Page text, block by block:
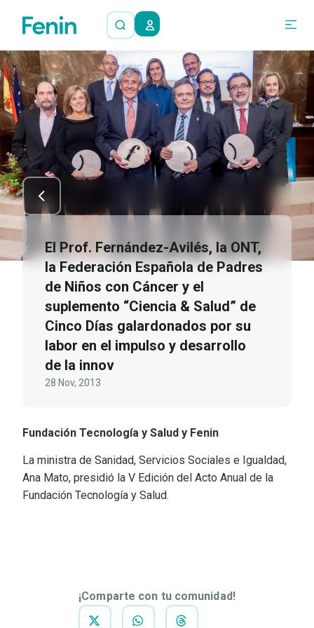
El Prof. Fernández-Avilés, la ONT,
la Federación Española de Padres
de Niños con Cáncer y el
suplemento “Ciencia & Salud” de
Cinco Días galardonados por su
labor en el impulso y desarrollo
de la innov
28 Nov, 2013
Fundación Tecnología y Salud y Fenin
La ministra de Sanidad, Servicios Sociales e Igualdad,
Ana Mato, presidió la V Edición del Acto Anual de la
Fundación Tecnología y Salud.
¡Comparte con tu comunidad!